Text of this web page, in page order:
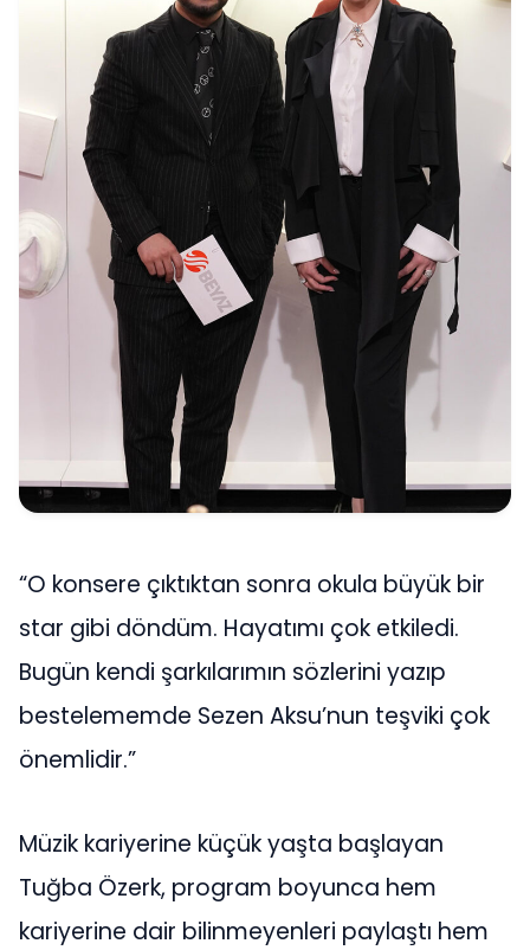
“O konsere çıktıktan sonra okula büyük bir
star gibi döndüm. Hayatımı çok etkiledi.
Bugün kendi şarkılarımın sözlerini yazıp
bestelememde Sezen Aksu’nun teşviki çok
önemlidir.”
Müzik kariyerine küçük yaşta başlayan
Tuğba Özerk, program boyunca hem
kariyerine dair bilinmeyenleri paylaştı hem